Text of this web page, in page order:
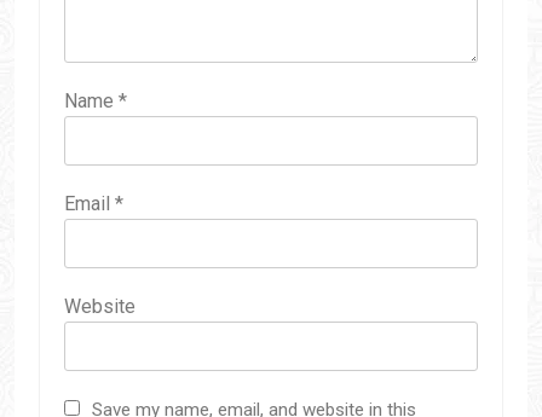
Name *
Email *
Website
Save my name, email, and website in this